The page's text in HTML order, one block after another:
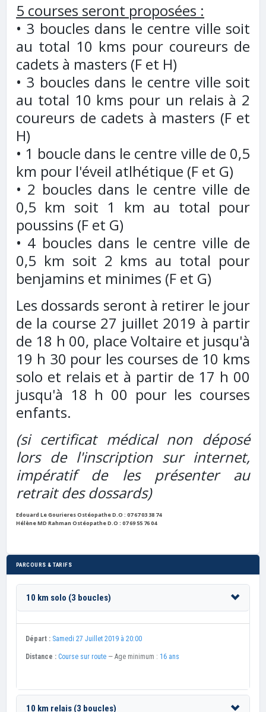
5 courses seront proposées :
• 3 boucles dans le centre ville soit
au total 10 kms pour coureurs de
cadets à masters (F et H)
• 3 boucles dans le centre ville soit
au total 10 kms pour un relais à 2
coureurs de cadets à masters (F et
H)
• 1 boucle dans le centre ville de 0,5
km pour l'éveil atlhétique (F et G)
• 2 boucles dans le centre ville de
0,5 km soit 1 km au total pour
poussins (F et G)
• 4 boucles dans le centre ville de
0,5 km soit 2 kms au total pour
benjamins et minimes (F et G)
Les dossards seront à retirer le jour
de la course 27 juillet 2019 à partir
de 18 h 00, place Voltaire et jusqu'à
19 h 30 pour les courses de 10 kms
solo et relais et à partir de 17 h 00
jusqu'à 18 h 00 pour les courses
enfants.
(si certificat médical non déposé
lors de l'inscription sur internet,
impératif de les présenter au
retrait des dossards)
Edouard Le Gourieres Ostéopathe D.O : 07 67 03 38 74
Hélène MD Rahman Ostéopathe D.O : 07 69 55 76 04
PARCOURS & TARIFS
10 km solo (3 boucles)
Départ : Samedi 27 Juillet 2019 à 20:00
Distance : Course sur route — Age minimum : 16 ans
10 km relais (3 boucles)